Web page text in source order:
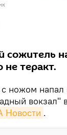
сожитель
не теракт.
ножом напал
вокзал"
Новости .